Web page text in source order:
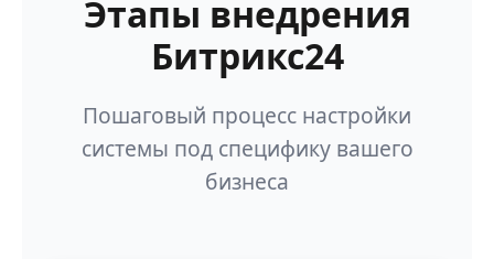
Этапы внедрения
Битрикс24
Пошаговый процесс настройки
системы под специфику вашего
бизнеса